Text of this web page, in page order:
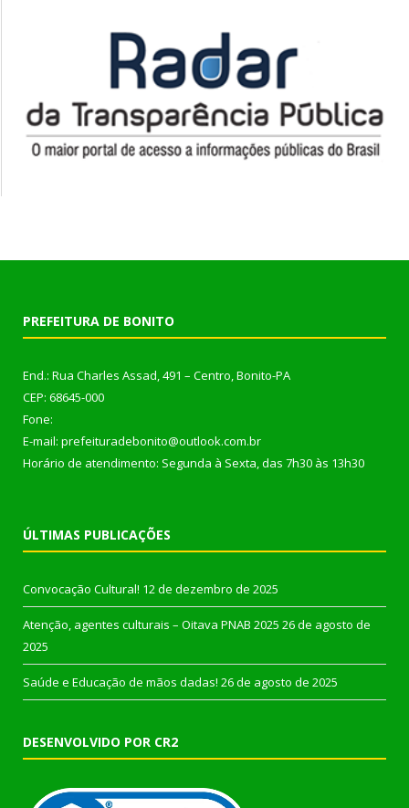
PREFEITURA DE BONITO
End.: Rua Charles Assad, 491 – Centro, Bonito-PA
CEP: 68645-000
Fone:
E-mail: prefeituradebonito@outlook.com.br
Horário de atendimento: Segunda à Sexta, das 7h30 às 13h30
ÚLTIMAS PUBLICAÇÕES
Convocação Cultural! 12 de dezembro de 2025
Atenção, agentes culturais – Oitava PNAB 2025 26 de agosto de
2025
Saúde e Educação de mãos dadas! 26 de agosto de 2025
DESENVOLVIDO POR CR2